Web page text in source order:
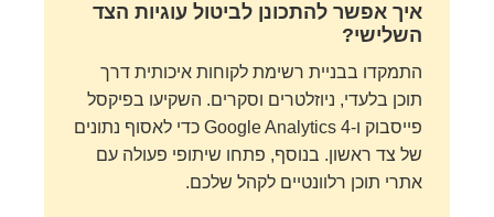
איך אפשר להתכונן לביטול עוגיות הצד
השלישי?
התמקדו בבניית רשימת לקוחות איכותית דרך
תוכן בלעדי, ניוזלטרים וסקרים. השקיעו בפיקסל
פייסבוק ו-Google Analytics 4 כדי לאסוף נתונים
של צד ראשון. בנוסף, פתחו שיתופי פעולה עם
אתרי תוכן רלוונטיים לקהל שלכם.